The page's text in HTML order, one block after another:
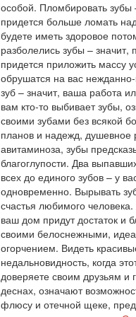
особой. Пломбировать зубы
придется больше ломать
будете иметь здоровое
разболелись зубы –
придется приложить массу
обрушатся на вас
зуб – значит, ваша работа
вам кто-то выбивает зубы,
своими зубами без всякой
планов и надежд, душевное
авитаминоза, зубы
благоглупости. Два
всех до единого зубов – у
одновременно. Вырывать
счастья любимого
ваш дом придут достаток и
своими белоснежными,
огорчением. Видеть
недальновидность, когда
доверяете своим друзьям и
деснах, означают
флюсу и отечной щеке,